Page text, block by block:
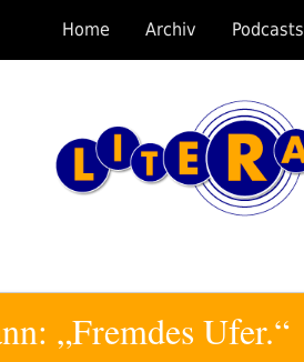
Home Archiv Podcasts
„Fremdes Ufer.“